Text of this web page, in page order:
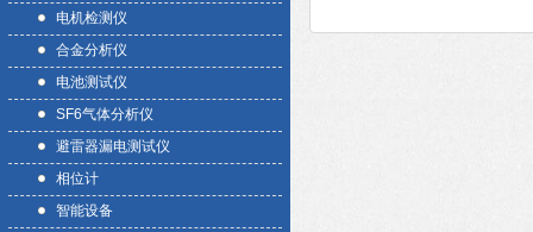
电机检测仪
合金分析仪
电池测试仪
SF6气体分析仪
避雷器漏电测试仪
相位计
智能设备